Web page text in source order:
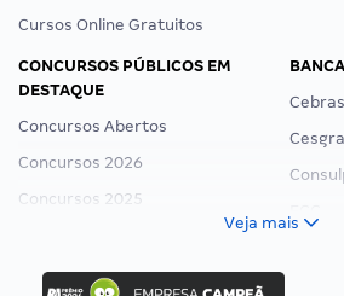
Cursos Online Gratuitos
CONCURSOS PÚBLICOS EM
DESTAQUE
Concursos Abertos
Concursos 2026
Concursos 2025
Concurso Ibama
Veja mais